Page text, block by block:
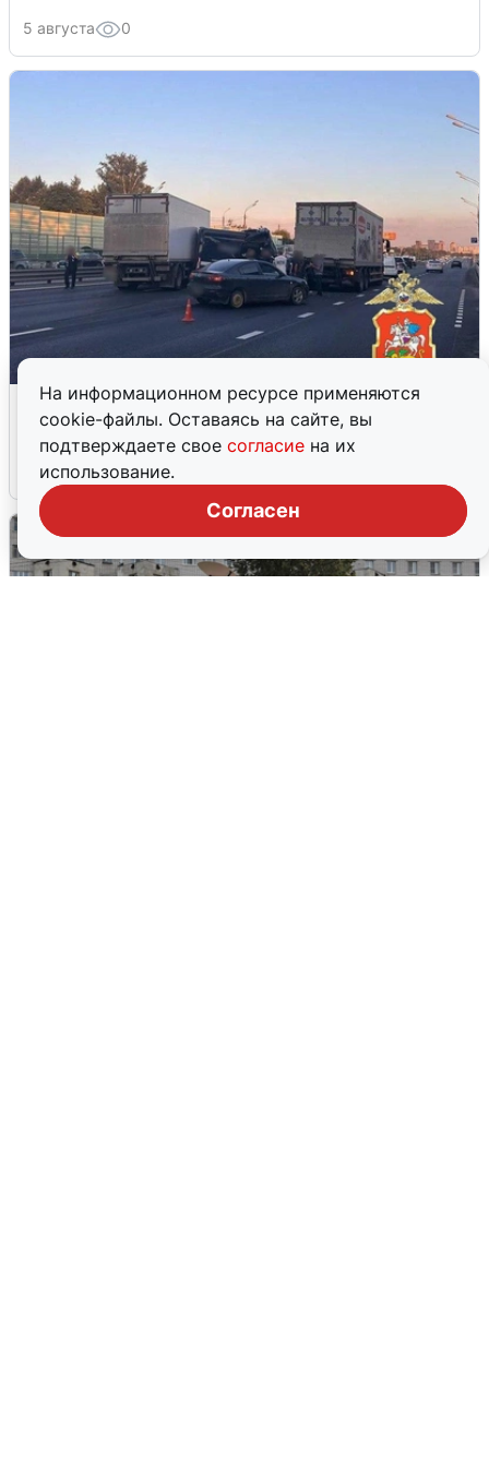
На информационном ресурсе применяются
cookie-файлы. Оставаясь на сайте, вы
подтверждаете свое согласие на их
использование.
Согласен
5 августа 0
Пять машин столкнулись на
Дмитровском шоссе в Подмосковье
4 августа 0